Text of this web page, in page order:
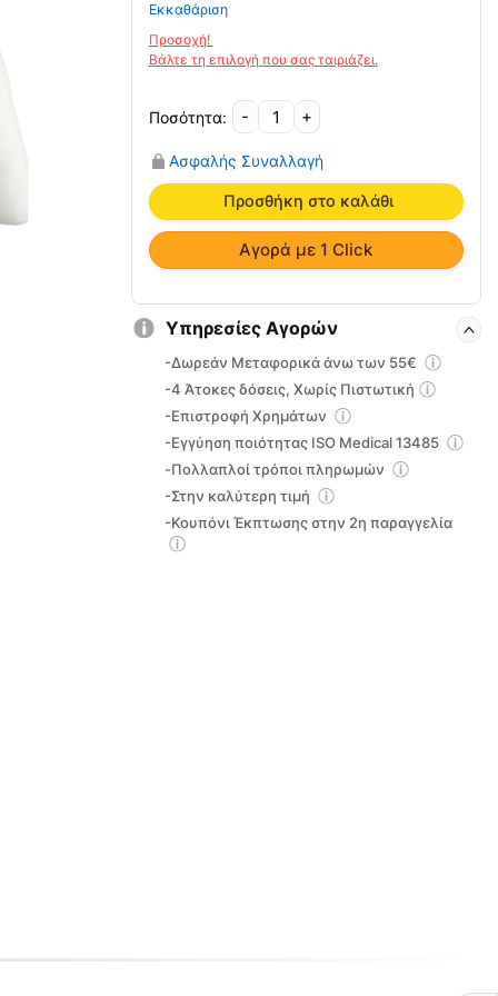
Εκκαθάριση
Αγορά με 1 Click
-
Ζακέτα
Κυφώσεως
MB/1200
ποσότητα
+
Ασφαλής Συναλλαγή
Προσθήκη στο καλάθι
Υπηρεσίες Αγορών
-Δωρεάν Μεταφορικά άνω των 55€
-4 Άτοκες δόσεις, Χωρίς Πιστωτική
-Επιστροφή Χρημάτων
-Εγγύηση ποιότητας ISO Medical 13485
-Πολλαπλοί τρόποι πληρωμών
-Στην καλύτερη τιμή
-Κουπόνι Έκπτωσης στην 2η παραγγελία